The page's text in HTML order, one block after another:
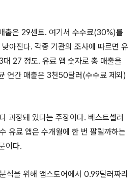
출은 29센트. 여기서 수수료(30%)를
아진다. 각종 기관의 조사에 따르면 유
27 정도. 유료 앱 숫자로 총 매출을
연간 매출은 3천50달러(수수료 제외)
과장돼 있다는 주장이다. 베스트셀러
유료 앱은 수개월에 한 번 팔릴까하는
이다.
석을 위해 앱스토어에서 0.99달러짜리